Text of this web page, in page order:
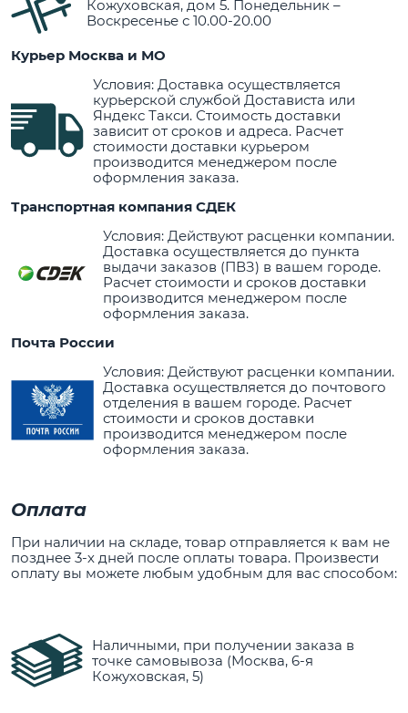
Кожуховская, дом 5. Понедельник –
Воскресенье с 10.00-20.00
Курьер Москва и МО
Условия: Доставка осуществляется
курьерской службой Достависта или
Яндекс Такси. Стоимость доставки
зависит от сроков и адреса. Расчет
стоимости доставки курьером
производится менеджером после
оформления заказа.
Транспортная компания СДЕК
Условия: Действуют расценки компании.
Доставка осуществляется до пункта
выдачи заказов (ПВЗ) в вашем городе.
Расчет стоимости и сроков доставки
производится менеджером после
оформления заказа.
Почта России
Условия: Действуют расценки компании.
Доставка осуществляется до почтового
отделения в вашем городе. Расчет
стоимости и сроков доставки
производится менеджером после
оформления заказа.
Оплата
При наличии на складе, товар отправляется к вам не
позднее 3-х дней после оплаты товара. Произвести
оплату вы можете любым удобным для вас способом:
Наличными, при получении заказа в
точке самовывоза (Москва, 6-я
Кожуховская, 5)